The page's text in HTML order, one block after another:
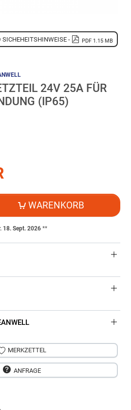
- PDF 1.15 MB
24V 25A FÜR
(IP65)
WARENKORB
18. Sept. 2026**
MERKZETTEL
ANFRAGE